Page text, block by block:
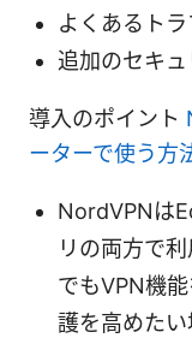
よくあるト
追加のセキ
導入のポイント
ーターで使う方
NordVPNは
リの両方で
でもVPN機
護を高めた